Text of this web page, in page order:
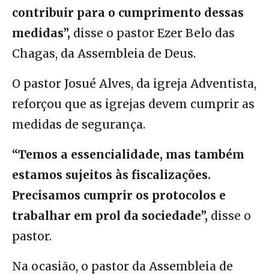
contribuir para o cumprimento dessas
medidas”, disse o pastor Ezer Belo das
Chagas, da Assembleia de Deus.
O pastor Josué Alves, da igreja Adventista,
reforçou que as igrejas devem cumprir as
medidas de segurança.
“Temos a essencialidade, mas também
estamos sujeitos às fiscalizações.
Precisamos cumprir os protocolos e
trabalhar em prol da sociedade”, disse o
pastor.
Na ocasião, o pastor da Assembleia de